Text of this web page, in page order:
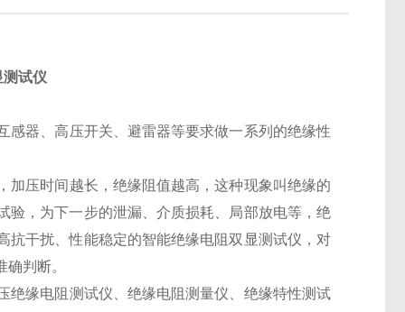
测试仪
器、高压开关、避雷器等要求做一系列的绝缘性
压时间越长，绝缘阻值越高，这种现象叫绝缘的
验，为下一步的泄漏、介质损耗、局部放电等，绝
抗干扰、性能稳定的智能绝缘电阻双显测试仪，对
判断。
缘电阻测试仪、绝缘电阻测量仪、绝缘特性测试